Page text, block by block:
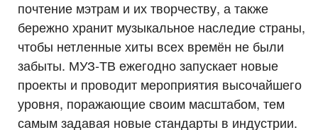
почтение мэтрам и их творчеству, а также
бережно хранит музыкальное наследие страны,
чтобы нетленные хиты всех времён не были
забыты. МУЗ-ТВ ежегодно запускает новые
проекты и проводит мероприятия высочайшего
уровня, поражающие своим масштабом, тем
самым задавая новые стандарты в индустрии.